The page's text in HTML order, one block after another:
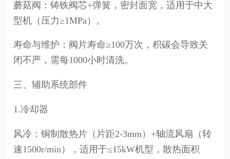
蘑菇阀：铸铁阀芯+弹簧，密封面宽，适用于中大
型机（压力≥1MPa）。
寿命与维护：阀片寿命≥100万次，积碳会导致关
闭不严，需每1000小时清洗。
三、辅助系统部件
1.冷却器
风冷：铜制散热片（片距2-3mm）+轴流风扇（转
速1500r/min），适用于≤15kW机型，散热面积